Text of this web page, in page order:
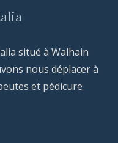
situé à Walhain
nous déplacer à
et pédicure